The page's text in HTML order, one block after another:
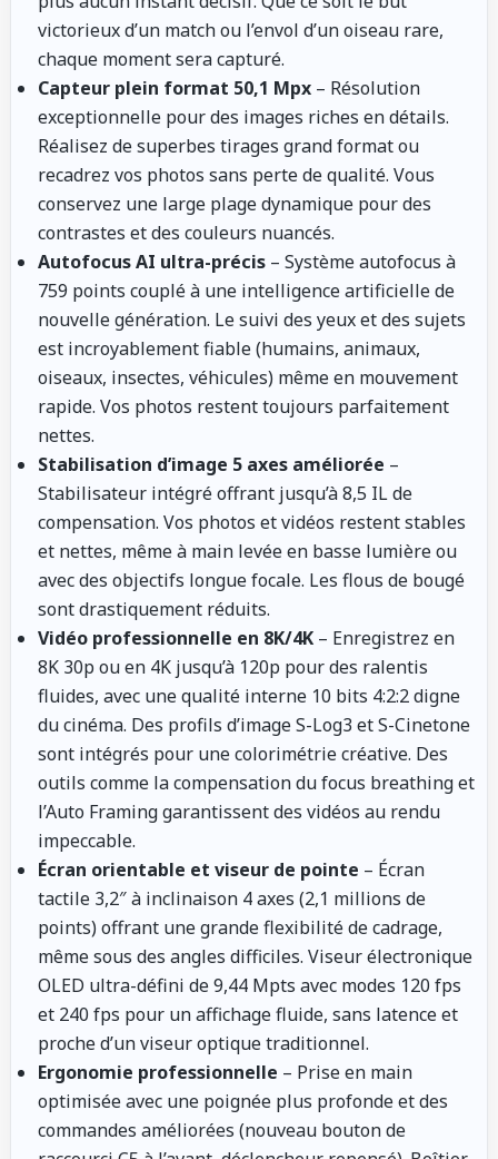
victorieux d’un match ou l’envol d’un oiseau rare,
chaque moment sera capturé.
Capteur plein format 50,1 Mpx – Résolution
exceptionnelle pour des images riches en détails.
Réalisez de superbes tirages grand format ou
recadrez vos photos sans perte de qualité. Vous
conservez une large plage dynamique pour des
contrastes et des couleurs nuancés.
Autofocus AI ultra-précis – Système autofocus à
759 points couplé à une intelligence artificielle de
nouvelle génération. Le suivi des yeux et des sujets
est incroyablement fiable (humains, animaux,
oiseaux, insectes, véhicules) même en mouvement
rapide. Vos photos restent toujours parfaitement
nettes.
Stabilisation d’image 5 axes améliorée –
Stabilisateur intégré offrant jusqu’à 8,5 IL de
compensation. Vos photos et vidéos restent stables
et nettes, même à main levée en basse lumière ou
avec des objectifs longue focale. Les flous de bougé
sont drastiquement réduits.
Vidéo professionnelle en 8K/4K – Enregistrez en
8K 30p ou en 4K jusqu’à 120p pour des ralentis
fluides, avec une qualité interne 10 bits 4:2:2 digne
du cinéma. Des profils d’image S-Log3 et S-Cinetone
sont intégrés pour une colorimétrie créative. Des
outils comme la compensation du focus breathing et
l’Auto Framing garantissent des vidéos au rendu
impeccable.
Écran orientable et viseur de pointe – Écran
tactile 3,2″ à inclinaison 4 axes (2,1 millions de
points) offrant une grande flexibilité de cadrage,
même sous des angles difficiles. Viseur électronique
OLED ultra-défini de 9,44 Mpts avec modes 120 fps
et 240 fps pour un affichage fluide, sans latence et
proche d’un viseur optique traditionnel.
Ergonomie professionnelle – Prise en main
optimisée avec une poignée plus profonde et des
commandes améliorées (nouveau bouton de